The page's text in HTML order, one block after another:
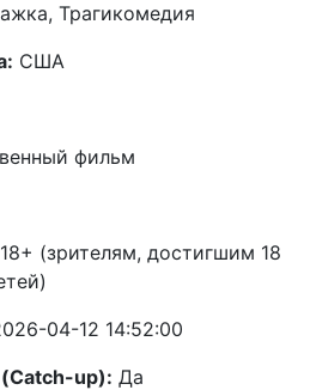
Трагикомедия
США
фильм
18+ (зрителям, достигшим 18
04-12 14:52:00
up): Да